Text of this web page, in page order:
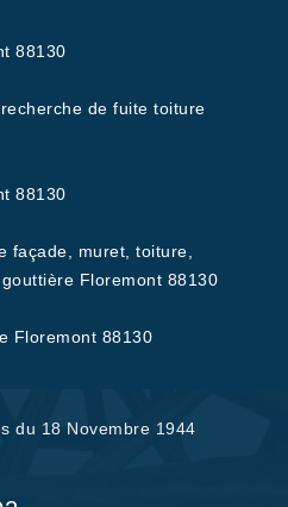
88130
de fuite toiture
88130
façade, muret, toiture,
Floremont 88130
Floremont 88130
du 18 Novembre 1944